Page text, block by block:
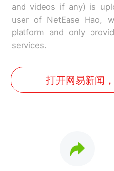
and videos if any) is
user of NetEase Hao,
platform and only
services.
打开网易新闻